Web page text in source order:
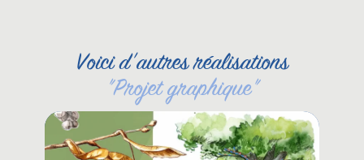
Voici d'autres réalisations
"Projet graphique"